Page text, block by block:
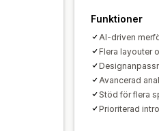
KlickfrekvenserFunktioner
AI-driven
Flera layouter
Avancerad
Stöd för flera
Prioriterad